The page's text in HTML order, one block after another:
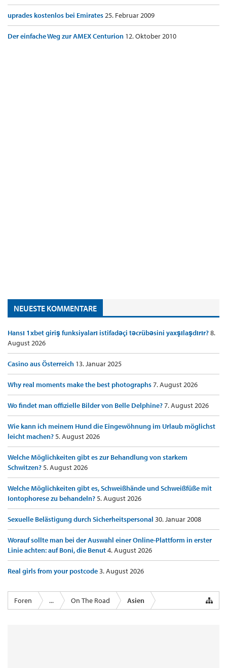
uprades kostenlos bei Emirates25. Februar 2009
Der einfache Weg zur AMEX Centurion 12. Oktober 2010
NEUESTE KOMMENTARE
Hansı 1xbet giriş funksiyaları istifadəçi təcrübəsini yaxşılaşdırır?8.
August 2026
Casino aus Österreich 13. Januar 2025
Why real moments make the best photographs7. August 2026
Wo findet man offizielle Bilder von Belle Delphine?7. August 2026
Wie kann ich meinem Hund die Eingewöhnung im Urlaub möglichst
leicht machen?5. August 2026
Welche Möglichkeiten gibt es zur Behandlung von starkem
Schwitzen?5. August 2026
Welche Möglichkeiten gibt es, Schweißhände und Schweißfüße mit
Iontophorese zu behandeln?5. August 2026
Sexuelle Belästigung durch Sicherheitspersonal 30. Januar 2008
Worauf sollte man bei der Auswahl einer Online-Plattform in erster
Linie achten: auf Boni, die Benut4. August 2026
Real girls from your postcode3. August 2026
Foren ... On The Road Asien